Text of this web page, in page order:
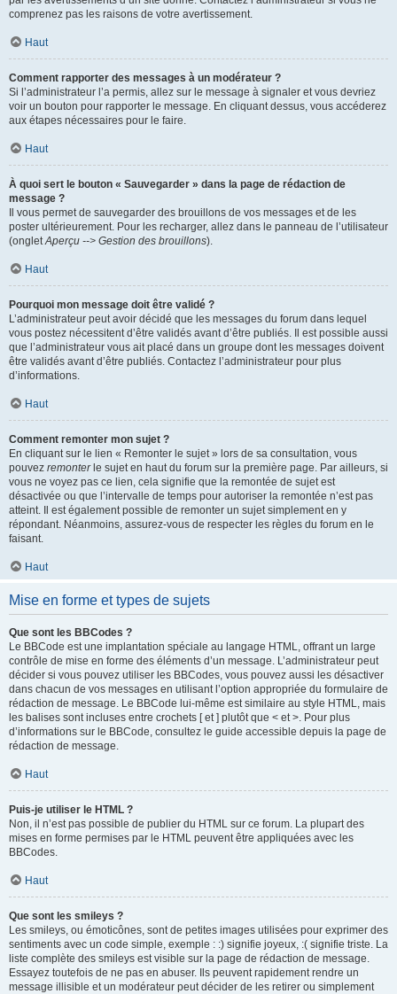
comprenez pas les raisons de votre avertissement.
Haut
Comment rapporter des messages à un modérateur ?
Si l’administrateur l’a permis, allez sur le message à signaler et vous devriez
voir un bouton pour rapporter le message. En cliquant dessus, vous accéderez
aux étapes nécessaires pour le faire.
Haut
À quoi sert le bouton « Sauvegarder » dans la page de rédaction de
message ?
Il vous permet de sauvegarder des brouillons de vos messages et de les
poster ultérieurement. Pour les recharger, allez dans le panneau de l’utilisateur
(ongletAperçu --> Gestion des brouillons).
Haut
Pourquoi mon message doit être validé ?
L’administrateur peut avoir décidé que les messages du forum dans lequel
vous postez nécessitent d’être validés avant d’être publiés. Il est possible aussi
que l’administrateur vous ait placé dans un groupe dont les messages doivent
être validés avant d’être publiés. Contactez l’administrateur pour plus
d’informations.
Haut
Comment remonter mon sujet ?
En cliquant sur le lien « Remonter le sujet » lors de sa consultation, vous
pouvez remonterle sujet en haut du forum sur la première page. Par ailleurs, si
vous ne voyez pas ce lien, cela signifie que la remontée de sujet est
désactivée ou que l’intervalle de temps pour autoriser la remontée n’est pas
atteint. Il est également possible de remonter un sujet simplement en y
répondant. Néanmoins, assurez-vous de respecter les règles du forum en le
faisant.
Haut
Mise en forme et types de sujets
Que sont les BBCodes ?
Le BBCode est une implantation spéciale au langage HTML, offrant un large
contrôle de mise en forme des éléments d’un message. L’administrateur peut
décider si vous pouvez utiliser les BBCodes, vous pouvez aussi les désactiver
dans chacun de vos messages en utilisant l’option appropriée du formulaire de
rédaction de message. Le BBCode lui-même est similaire au style HTML, mais
les balises sont incluses entre crochets [ et ] plutôt que < et >. Pour plus
d’informations sur le BBCode, consultez le guide accessible depuis la page de
rédaction de message.
Haut
Puis-je utiliser le HTML ?
Non, il n’est pas possible de publier du HTML sur ce forum. La plupart des
mises en forme permises par le HTML peuvent être appliquées avec les
BBCodes.
Haut
Que sont les smileys ?
Les smileys, ou émoticônes, sont de petites images utilisées pour exprimer des
sentiments avec un code simple, exemple : :) signifie joyeux, :( signifie triste. La
liste complète des smileys est visible sur la page de rédaction de message.
Essayez toutefois de ne pas en abuser. Ils peuvent rapidement rendre un
message illisible et un modérateur peut décider de les retirer ou simplement